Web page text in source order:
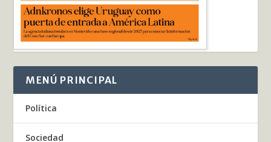
MENÚ PRINCIPAL
Política
Sociedad